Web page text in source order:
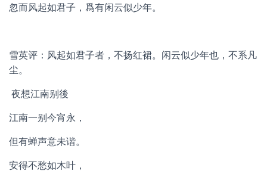
忽而风起如君子，爲有闲云似少年。
雪英评：风起如君子者，不扬红裙。闲云似少年也，不系凡
尘。
夜想江南别後
江南一别今宵永，
但有蝉声意未谐。
安得不愁如木叶，